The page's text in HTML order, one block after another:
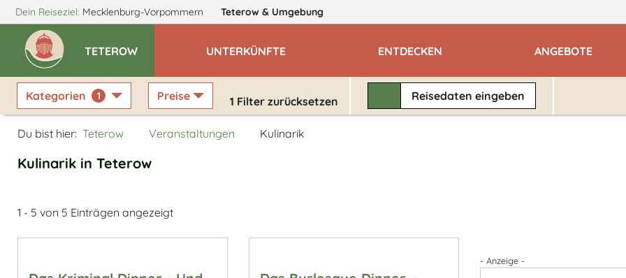
Dein Reiseziel: Mecklenburg-Vorpommern Teterow & Umgebung
TETEROW UNTERKÜNFTE ENTDECKEN ANGEBOTE
Kategorien 1 Preise 1 Filter zurücksetzen Reisedateneingeben
Du bist hier: Teterow Veranstaltungen Kulinarik
Kulinarik in Teterow
1 - 5 von 5 Einträgen angezeigt
- Anzeige -